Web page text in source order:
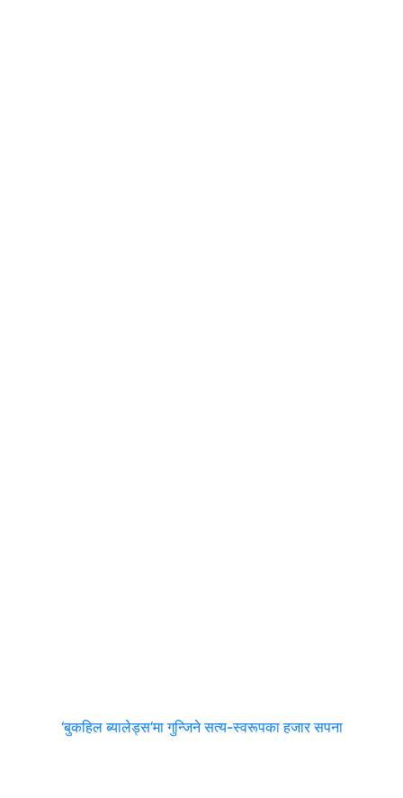
‘बुकहिल ब्यालेड्स’मा गुन्जिने सत्य-स्वरूपका हजार सपना